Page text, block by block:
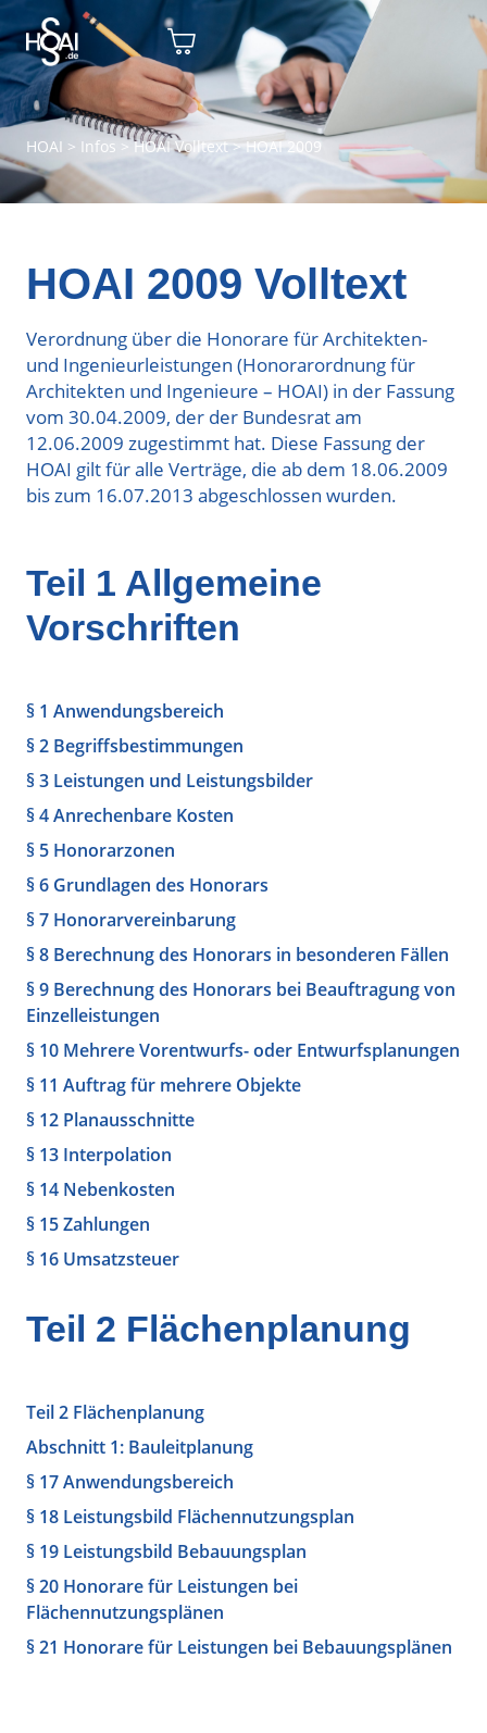
HOAI > Infos >HOAI Volltext > HOAI 2009
HOAI 2009 Volltext
Verordnung über die Honorare für Architekten-
und Ingenieurleistungen (Honorarordnung für
Architekten und Ingenieure – HOAI) in der Fassung
vom 30.04.2009, der der Bundesrat am
12.06.2009 zugestimmt hat. Diese Fassung der
HOAI gilt für alle Verträge, die ab dem 18.06.2009
bis zum 16.07.2013 abgeschlossen wurden.
Teil 1 Allgemeine
Vorschriften
§ 1 Anwendungsbereich
§ 2 Begriffsbestimmungen
§ 3 Leistungen und Leistungsbilder
§ 4 Anrechenbare Kosten
§ 5 Honorarzonen
§ 6 Grundlagen des Honorars
§ 7 Honorarvereinbarung
§ 8 Berechnung des Honorars in besonderen Fällen
§ 9 Berechnung des Honorars bei Beauftragung von
Einzelleistungen
§ 10 Mehrere Vorentwurfs- oder Entwurfsplanungen
§ 11 Auftrag für mehrere Objekte
§ 12 Planausschnitte
§ 13 Interpolation
§ 14 Nebenkosten
§ 15 Zahlungen
§ 16 Umsatzsteuer
Teil 2 Flächenplanung
Teil 2 Flächenplanung
Abschnitt 1: Bauleitplanung
§ 17 Anwendungsbereich
§ 18 Leistungsbild Flächennutzungsplan
§ 19 Leistungsbild Bebauungsplan
§ 20 Honorare für Leistungen bei
Flächennutzungsplänen
§ 21 Honorare für Leistungen bei Bebauungsplänen